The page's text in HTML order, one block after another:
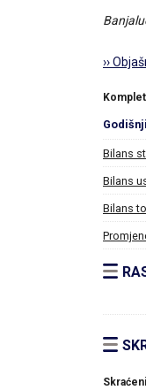
››
Bilans
Bilans
Bilans